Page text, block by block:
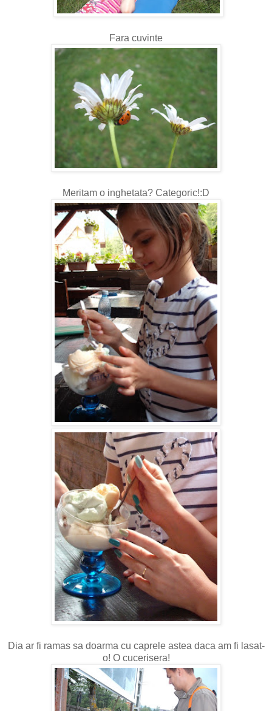
Fara cuvinte
Meritam o inghetata? Categoric!:D
Dia ar fi ramas sa doarma cu caprele astea daca am fi lasat-
o! O cucerisera!